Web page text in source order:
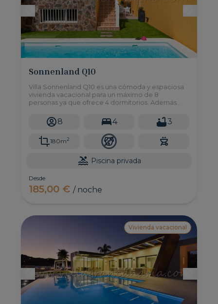
Sonnenland Q10
Villa Sonnenland Q10 es una cómoda y espaciosa
vivienda vacacional para un máximo de 8
personas ya que ofrece 4 dormitorios. Además
8 4 3
180m2
Piscina privada
Desde
185,00 €/ noche
Vivienda vacacional